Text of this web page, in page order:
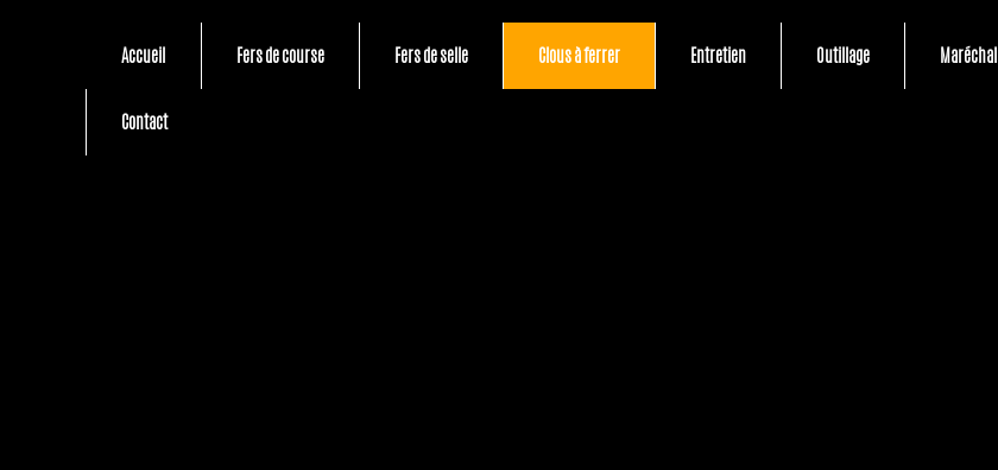
Accueil Fers de course Fers de selle Clous à ferrer Entretien Outillage Maréchal
Contact